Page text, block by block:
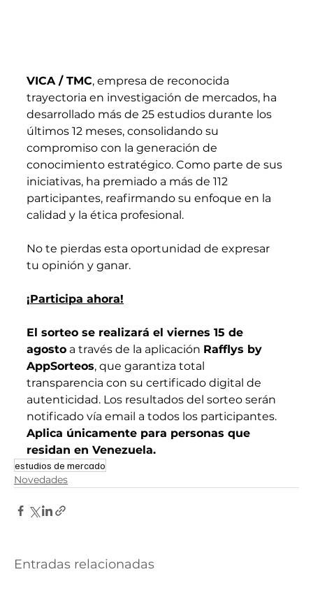
VICA / TMC, empresa de reconocida
trayectoria en investigación de mercados, ha
desarrollado más de 25 estudios durante los
últimos 12 meses, consolidando su
compromiso con la generación de
conocimiento estratégico. Como parte de sus
iniciativas, ha premiado a más de 112
participantes, reafirmando su enfoque en la
calidad y la ética profesional.
No te pierdas esta oportunidad de expresar
tu opinión y ganar.
¡Participa ahora!
El sorteo se realizará el viernes 15 de
agosto a través de la aplicación Rafflys by
AppSorteos, que garantiza total
transparencia con su certificado digital de
autenticidad. Los resultados del sorteo serán
notificado vía email a todos los participantes.
Aplica únicamente para personas que
residan en Venezuela.
estudios de mercado
Novedades
Entradas relacionadas